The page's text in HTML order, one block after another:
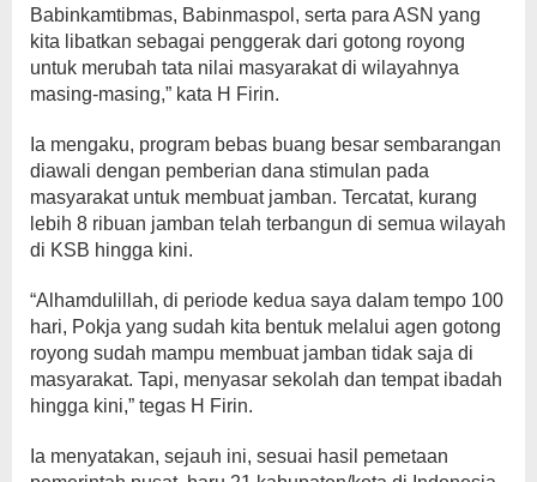
Babinkamtibmas, Babinmaspol, serta para ASN yang
kita libatkan sebagai penggerak dari gotong royong
untuk merubah tata nilai masyarakat di wilayahnya
masing-masing,” kata H Firin.
Ia mengaku, program bebas buang besar sembarangan
diawali dengan pemberian dana stimulan pada
masyarakat untuk membuat jamban. Tercatat, kurang
lebih 8 ribuan jamban telah terbangun di semua wilayah
di KSB hingga kini.
“Alhamdulillah, di periode kedua saya dalam tempo 100
hari, Pokja yang sudah kita bentuk melalui agen gotong
royong sudah mampu membuat jamban tidak saja di
masyarakat. Tapi, menyasar sekolah dan tempat ibadah
hingga kini,” tegas H Firin.
Ia menyatakan, sejauh ini, sesuai hasil pemetaan